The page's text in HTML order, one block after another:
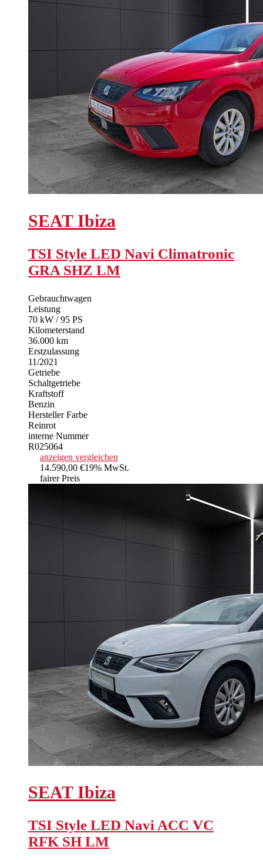
SEAT Ibiza
TSI Style LED Navi Climatronic
GRA SHZ LM
Gebrauchtwagen
Leistung
70 kW / 95 PS
Kilometerstand
36.000 km
Erstzulassung
11/2021
Getriebe
Schaltgetriebe
Kraftstoff
Benzin
Hersteller Farbe
Reinrot
interne Nummer
R025064
anzeigen vergleichen
14.590,00 €19% MwSt.
fairer Preis
SEAT Ibiza
TSI Style LED Navi ACC VC
RFK SH LM